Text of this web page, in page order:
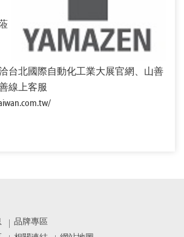
台北國際自動化工業大展官網、山善
線上客服
品牌專區